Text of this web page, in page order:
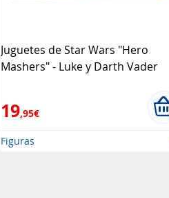
Juguetes de Star Wars "Hero
Mashers" - Luke y Darth Vader
19,95€
Figuras